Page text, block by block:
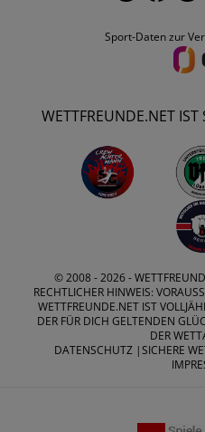
Sport-Daten zur
WETTFREUNDE.NET IST
© 2008 - 2026 -
RECHTLICHER HINWEIS:
WETTFREUNDE.NET IST
DER FÜR DICH GELTENDEN
DER
DATENSCHUTZ |SICHERE